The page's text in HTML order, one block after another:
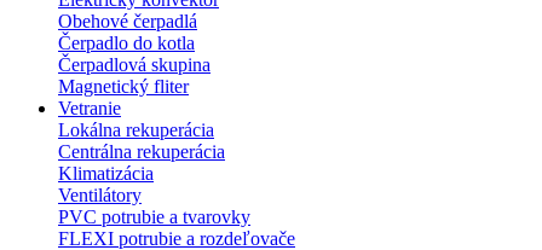
Obehové čerpadlá
Čerpadlo do kotla
Čerpadlová skupina
Magnetický fliter
Vetranie
Lokálna rekuperácia
Centrálna rekuperácia
Klimatizácia
Ventilátory
PVC potrubie a tvarovky
FLEXI potrubie a rozdeľovače